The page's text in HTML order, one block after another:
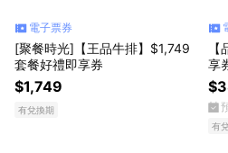
電子票券
[聚餐時光]【王品牛排】$1,749
套餐好禮即享券
$1,749
有兌換期
享
有